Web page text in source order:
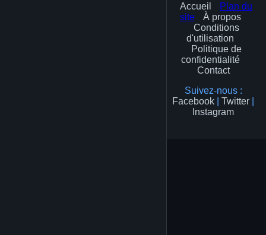
Accueil
Plan du
site
À propos
Conditions
d'utilisation
Politique de
confidentialité
Contact
Suivez-nous :
Facebook
Twitter
Instagram